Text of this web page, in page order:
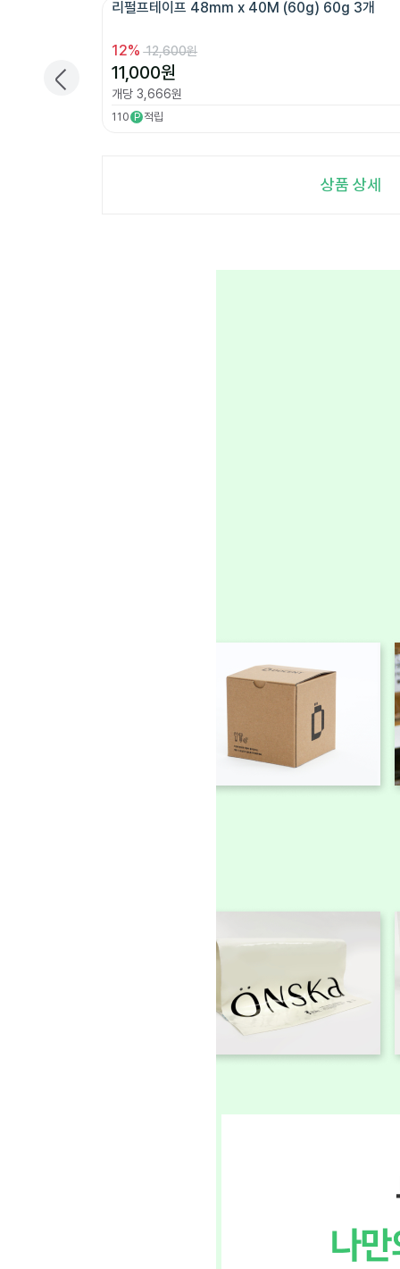
12% 12,600원
11,000원
개당 3,666원
110 P 적립
상품 상세